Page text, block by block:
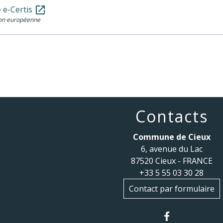
e-Certis open_in_new
européenne
Contacts
Commune de Cieux
6, avenue du Lac
87520 Cieux - FRANCE
+33 5 55 03 30 28
Contact par formulaire